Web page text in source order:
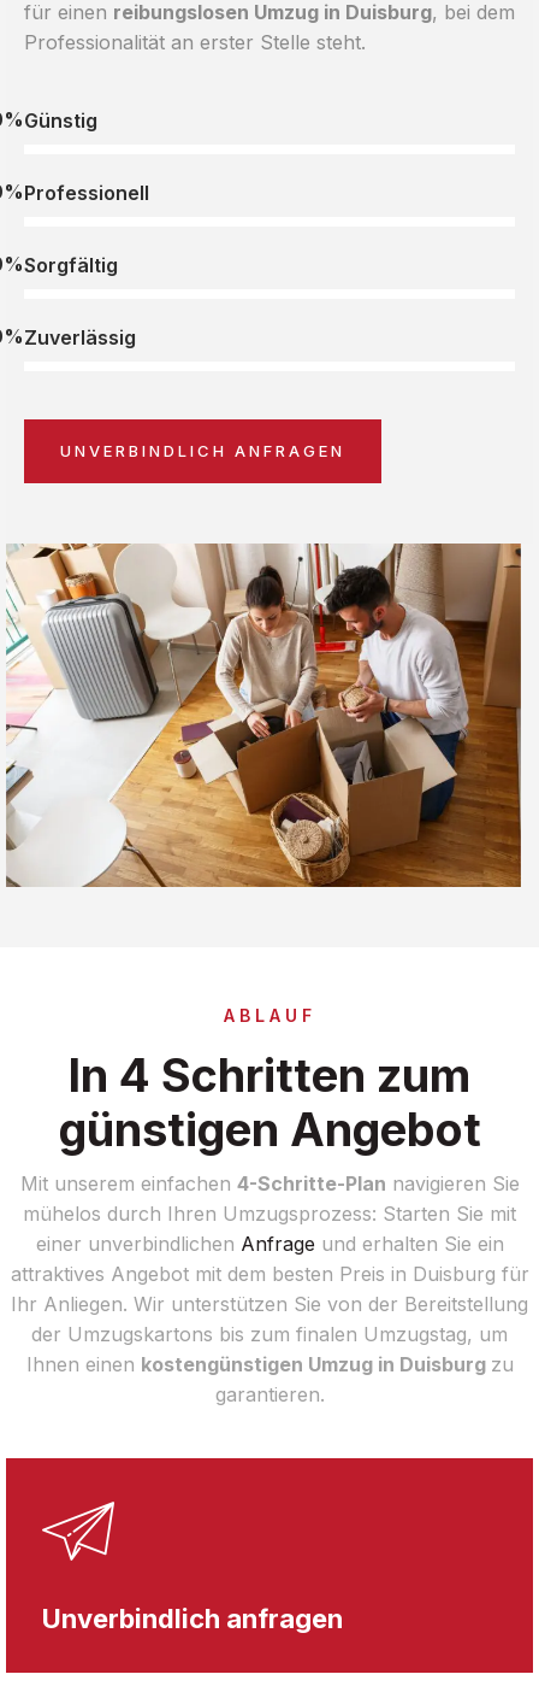
für einen reibungslosen Umzug in Duisburg, bei dem
Professionalität an erster Stelle steht.
Günstig
Professionell
Sorgfältig
Zuverlässig
UNVERBINDLICH ANFRAGEN
ABLAUF
In 4 Schritten zum
günstigen Angebot
Mit unserem einfachen 4-Schritte-Plan navigieren Sie
mühelos durch Ihren Umzugsprozess: Starten Sie mit
einer unverbindlichen Anfrage und erhalten Sie ein
attraktives Angebot mit dem besten Preis in Duisburg für
Ihr Anliegen. Wir unterstützen Sie von der Bereitstellung
der Umzugskartons bis zum finalen Umzugstag, um
Ihnen einen kostengünstigen Umzug in Duisburg zu
garantieren.
Unverbindlich anfragen